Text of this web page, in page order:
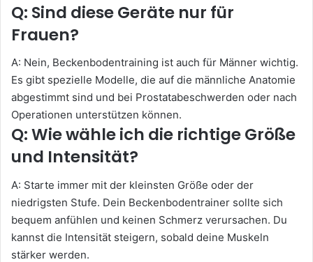
Q: Sind diese Geräte nur für
Frauen?
A: Nein, Beckenbodentraining ist auch für Männer wichtig.
Es gibt spezielle Modelle, die auf die männliche Anatomie
abgestimmt sind und bei Prostatabeschwerden oder nach
Operationen unterstützen können.
Q: Wie wähle ich die richtige Größe
und Intensität?
A: Starte immer mit der kleinsten Größe oder der
niedrigsten Stufe. Dein Beckenbodentrainer sollte sich
bequem anfühlen und keinen Schmerz verursachen. Du
kannst die Intensität steigern, sobald deine Muskeln
stärker werden.